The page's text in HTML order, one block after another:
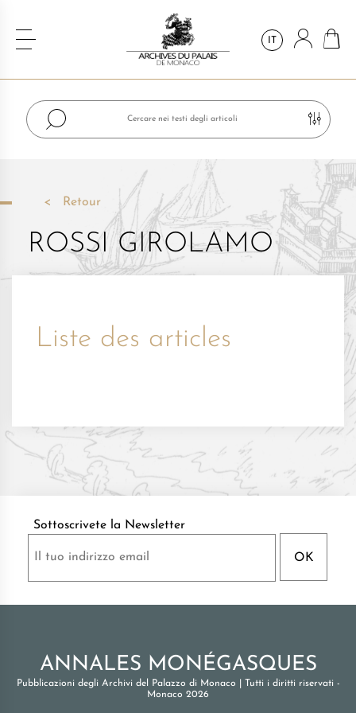
IT
Retour
ROSSI GIROLAMO
Liste des articles
Sottoscrivete la Newsletter
ANNALES MONÉGASQUES
Pubblicazioni degli Archivi del Palazzo di Monaco
Tutti i diritti riservati -
Monaco 2026